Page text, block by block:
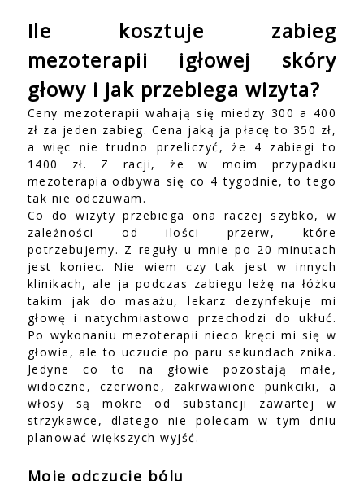
Ile kosztuje zabieg
mezoterapii igłowej skóry
głowy i jak przebiega wizyta?
Ceny mezoterapii wahają się miedzy 300 a 400
zł za jeden zabieg. Cena jaką ja płacę to 350 zł,
a więc nie trudno przeliczyć, że 4 zabiegi to
1400 zł. Z racji, że w moim przypadku
mezoterapia odbywa się co 4 tygodnie, to tego
tak nie odczuwam.
Co do wizyty przebiega ona raczej szybko, w
zależności od ilości przerw, które
potrzebujemy. Z reguły u mnie po 20 minutach
jest koniec. Nie wiem czy tak jest w innych
klinikach, ale ja podczas zabiegu leżę na łóżku
takim jak do masażu, lekarz dezynfekuje mi
głowę i natychmiastowo przechodzi do ukłuć.
Po wykonaniu mezoterapii nieco kręci mi się w
głowie, ale to uczucie po paru sekundach znika.
Jedyne co to na głowie pozostają małe,
widoczne, czerwone, zakrwawione punkciki, a
włosy są mokre od substancji zawartej w
strzykawce, dlatego nie polecam w tym dniu
planować większych wyjść.
Moje odczucie bólu